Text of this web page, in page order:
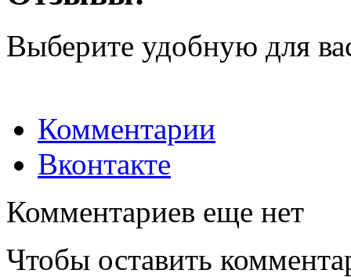
Выберите удобную для
Комментарии
Вконтакте
Комментариев еще нет
Чтобы оставить